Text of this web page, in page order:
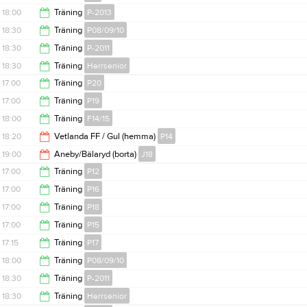
18:30
18:30
18:00 Träning P-2013
19:00
18:30 Träning P08/09/10
20:00
18:30 Träning P-2011
20:00
18:30 Träning Herrsenior
20:00
17:00 Träning P20
18:00
17:00 Träning P19
18:00
18:00 Träning F14/15
19:15
18:20 Vetlanda FF / Gul (hemma) P14
19:30
19:00 Aneby/Bälaryd (borta) J18
21:00
17:00 Träning P12
18:30
17:00 Träning P16
18:30
17:00 Träning P18
18:30
17:00 Träning P15
18:30
17:15 Träning P17
18:30
18:00 Träning P08/09/10
19:00
18:30 Träning P-2011
18:30 Träning Herrsenior